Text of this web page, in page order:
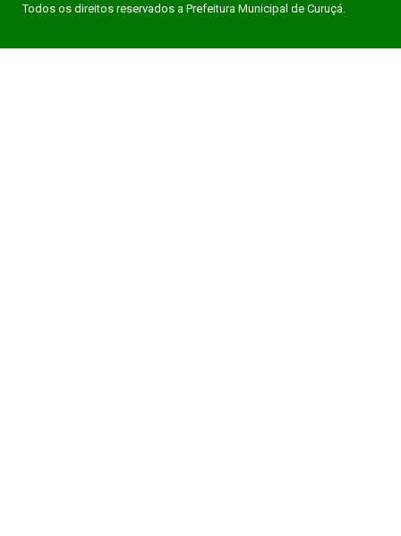
Todos os direitos reservados a Prefeitura Municipal de Curuçá.